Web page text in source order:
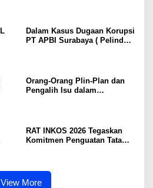
Dalam Kasus Dugaan Korupsi
PT APBI Surabaya ( Pelindo
Kriminalisasi
Orang-Orang Plin-Plan dan
Pengalih Isu dalam
RAT INKOS 2026 Tegaskan
Komitmen Penguatan Tata
– 2031
View More